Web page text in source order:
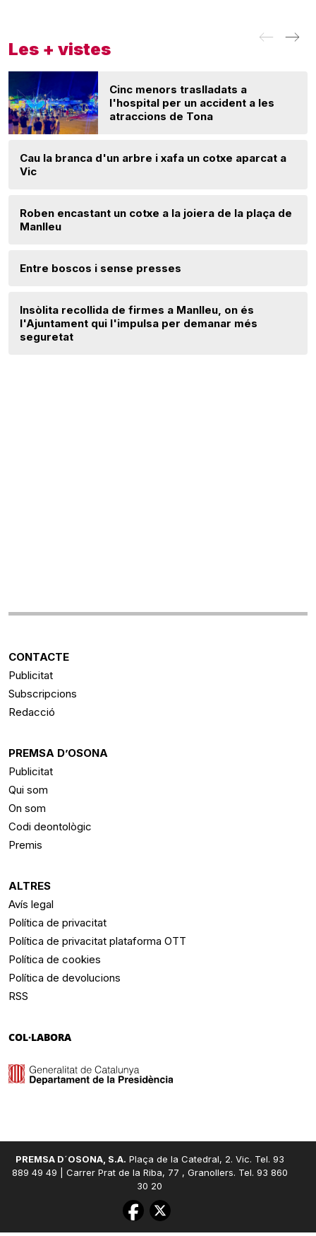
Les + vistes
Cinc menors traslladats a
l'hospital per un accident a les
atraccions de Tona
Cau la branca d'un arbre i xafa un cotxe aparcat a
Vic
Roben encastant un cotxe a la joiera de la plaça de
Manlleu
Entre boscos i sense presses
Insòlita recollida de firmes a Manlleu, on és
l'Ajuntament qui l'impulsa per demanar més
seguretat
CONTACTE
Publicitat
Subscripcions
Redacció
PREMSA D’OSONA
Publicitat
Qui som
On som
Codi deontològic
Premis
ALTRES
Avís legal
Política de privacitat
Política de privacitat plataforma OTT
Política de cookies
Política de devolucions
RSS
COL·LABORA
PREMSA D´OSONA, S.A. Plaça de la Catedral, 2. Vic. Tel. 93
889 49 49 | Carrer Prat de la Riba, 77 , Granollers. Tel. 93 860
30 20